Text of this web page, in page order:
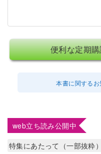
便利な定期
本書に関する
web立ち読み公開中
特集にあたって（一部抜粋）